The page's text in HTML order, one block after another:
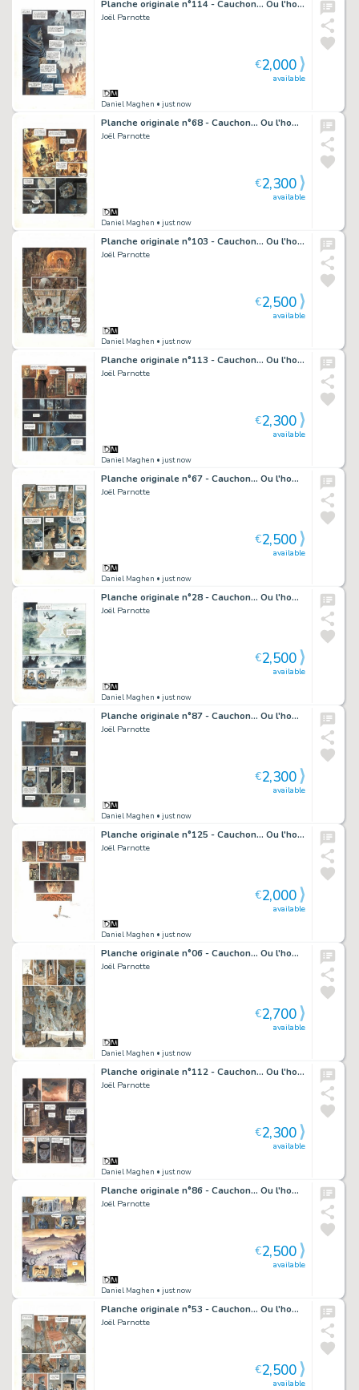
Planche originale n°114 - Cauchon... Ou l'homme qui tua Jeanne d'Arc
Joël Parnotte
Daniel Maghen • just now
available
€2,000
Planche originale n°68 - Cauchon... Ou l'homme qui tua Jeanne d'Arc
Joël Parnotte
Daniel Maghen • just now
available
€2,300
Planche originale n°103 - Cauchon... Ou l'homme qui tua Jeanne d'Arc
Joël Parnotte
Daniel Maghen • just now
available
€2,500
Planche originale n°113 - Cauchon... Ou l'homme qui tua Jeanne d'Arc
Joël Parnotte
Daniel Maghen • just now
available
€2,300
Planche originale n°67 - Cauchon... Ou l'homme qui tua Jeanne d'Arc
Joël Parnotte
Daniel Maghen • just now
available
€2,500
Planche originale n°28 - Cauchon... Ou l'homme qui tua Jeanne d'Arc
Joël Parnotte
Daniel Maghen • just now
available
€2,500
Planche originale n°87 - Cauchon... Ou l'homme qui tua Jeanne d'Arc
Joël Parnotte
Daniel Maghen • just now
available
€2,300
Planche originale n°125 - Cauchon... Ou l'homme qui tua Jeanne d'Arc
Joël Parnotte
Daniel Maghen • just now
available
€2,000
Planche originale n°06 - Cauchon... Ou l'homme qui tua Jeanne d'Arc
Joël Parnotte
Daniel Maghen • just now
available
€2,700
Planche originale n°112 - Cauchon... Ou l'homme qui tua Jeanne d'Arc
Joël Parnotte
Daniel Maghen • just now
available
€2,300
Planche originale n°86 - Cauchon... Ou l'homme qui tua Jeanne d'Arc
Joël Parnotte
Daniel Maghen • just now
available
€2,500
Planche originale n°53 - Cauchon... Ou l'homme qui tua Jeanne d'Arc
Joël Parnotte
available
€2,500